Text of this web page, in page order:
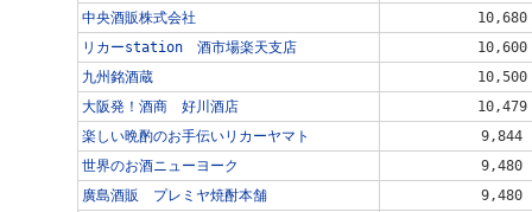
中央酒販株式会社
10,680
リカーstation 酒市場楽天支店
10,600
九州銘酒蔵
10,500
大阪発！酒商 好川酒店
10,479
楽しい晩酌のお手伝いリカーヤマト
9,844
世界のお酒ニューヨーク
9,480
廣島酒販 プレミヤ焼酎本舗
9,480